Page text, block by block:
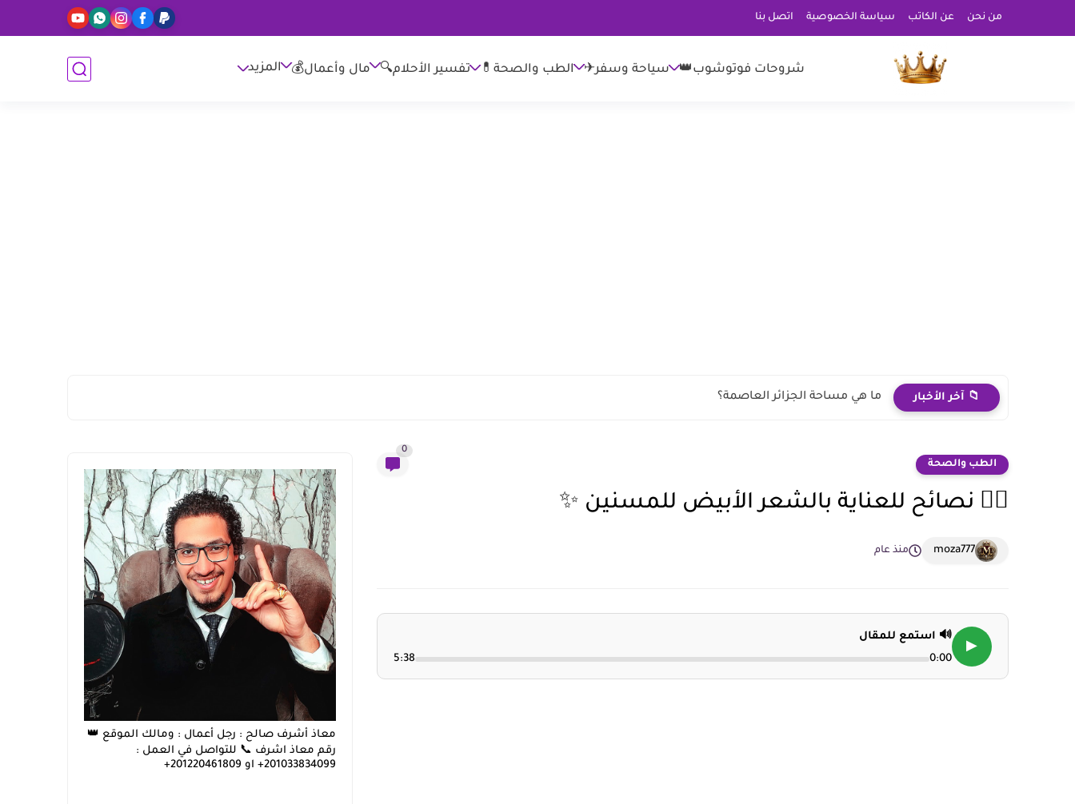
من نحن عن الكاتب سياسة الخصوصية اتصل بنا
شروحات فوتوشوب👑 سياحة وسفر✈ الطب والصحة💊 تفسير الأحلام🔍 مال وأعمال💰 المزيد
📁 آخر الأخبار ما هي مساحة الجزائر العاصمة؟
الطب والصحة
0
💇‍♂️ نصائح للعناية بالشعر الأبيض للمسنين ✨
moza777 منذ عام
▶
🔊 استمع للمقال
0:00
5:38
معاذ أشرف صالح : رجل أعمال : ومالك الموقع 👑
رقم معاذ اشرف 📞 للتواصل في العمل :
201033834099+ او 201220461809+